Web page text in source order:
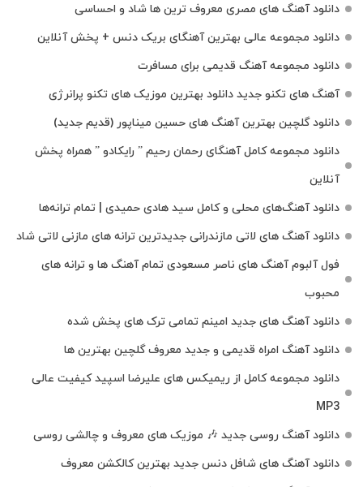
دانلود آهنگ های مصری معروف ترین ها شاد و احساسی
دانلود مجموعه عالی بهترین آهنگای بریک دنس + پخش آنلاین
دانلود مجموعه آهنگ قدیمی برای مسافرت
آهنگ های تکنو جدید دانلود بهترین موزیک های تکنو پرانرژی
دانلود گلچین بهترین آهنگ های حسین میناپور (قدیم جدید)
دانلود مجموعه کامل آهنگای رحمان رحیم ” رایکادو ” همراه پخش
آنلاین
دانلود آهنگ‌های محلی و کامل سید هادی حمیدی | تمام ترانه‌ها
دانلود آهنگ‌ های لاتی مازندرانی جدیدترین ترانه های مازنی لاتی شاد
فول آلبوم آهنگ‌ های ناصر مسعودی تمام آهنگ‌ ها و ترانه‌ های
محبوب
دانلود آهنگ های جدید امینم تمامی ترک های پخش شده
دانلود آهنگ امراه قدیمی و جدید معروف گلچین بهترین ها
دانلود مجموعه کامل از ریمیکس های علیرضا اسپید کیفیت عالی
MP3
دانلود آهنگ روسی جدید 🎶 موزیک‌ های معروف و چالشی روسی
دانلود آهنگ های شافل دنس جدید بهترین کالکشن معروف